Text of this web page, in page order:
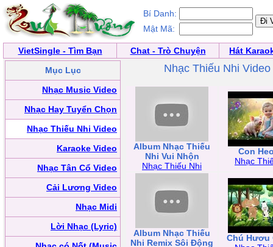
Bí Danh:
Mật Mã:
VietSingle - Tìm Bạn Chat - Trò Chuyện
Hát
Mục Lục
Nhạc Music Video
Nhạc Hay Tuyển Chọn
Nhạc Thiếu Nhi Video
Karaoke Video
Nhạc Tân Cổ Video
Cải Lương Video
Nhạc Midi
Lời Nhạc (Lyric)
Nhạc Thiếu Nhi
Album Nhạc Thiếu
Nhi Vui Nhộn
Nhạc Thiếu Nhi
Con
Nhạc
Album Nhạc Thiếu
Nhi Remix Sôi Động
Chú Hươu